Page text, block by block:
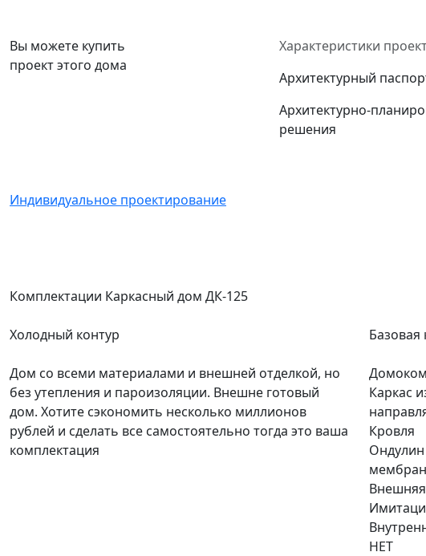
Вы можете купить
проект этого дома
Характеристики
Архитектурный
Архитектурно-
решения
Индивидуальное проектирование
Комплектации Каркасный дом ДК-125
Холодный контур
Дом со всеми материалами и внешней отделкой, но
без утепления и пароизоляции. Внешне готовый
дом. Хотите сэкономить несколько миллионов
рублей и сделать все самостоятельно тогда это ваша
комплектация
Базовая
Каркас
Кровля
НЕТ